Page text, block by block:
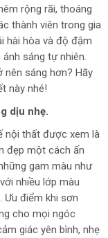
rộng rãi, thoáng
thành viên trong gia
hài hòa và độ đậm
sáng tự nhiên.
nên sáng hơn? Hãy
này nhé!
dịu nhẹ.
nội thất được xem là
đẹp một cách ấn
gam màu như
nhiều lớp màu
Ưu điểm khi sơn
cho mọi ngóc
giác yên bình, nhẹ